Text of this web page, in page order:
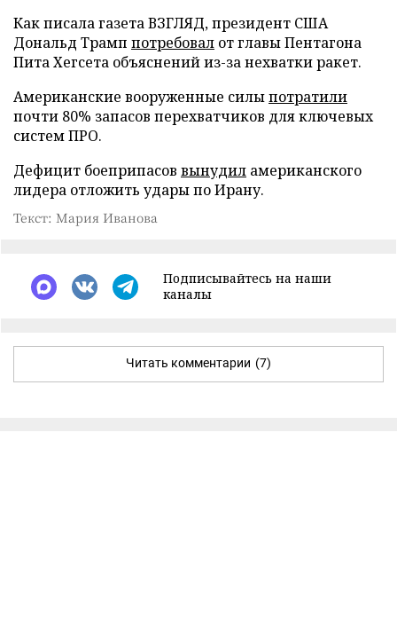
Как писала газета ВЗГЛЯД, президент США
Дональд Трамп потребовал от главы Пентагона
Пита Хегсета объяснений из-за нехватки ракет.
Американские вооруженные силыпотратили
почти 80% запасов перехватчиков для ключевых
систем ПРО.
Дефицит боеприпасов вынудил американского
лидера отложить удары по Ирану.
Текст: Мария Иванова
Подписывайтесь на наши
каналы
Читать комментарии (7)